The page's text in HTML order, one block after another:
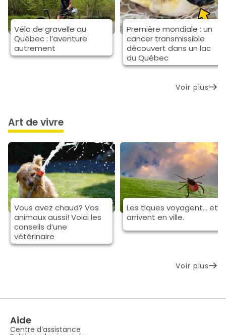
Vélo de gravelle au
Québec : l’aventure
autrement
Première mondiale : un
cancer transmissible
découvert dans un lac
du Québec
Voir plus
art de vivre
Vous avez chaud? Vos
animaux aussi! Voici les
conseils d’une
vétérinaire
Les tiques voyagent... et
arrivent en ville.
Voir plus
Aide
Centre d’assistance